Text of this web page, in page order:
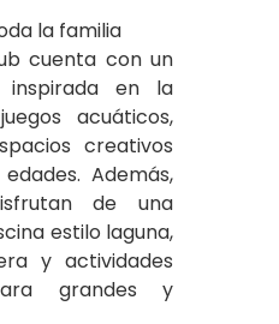
la familia
cuenta con un
en la
acuáticos,
creativos
Además,
de una
estilo laguna,
y actividades
grandes y